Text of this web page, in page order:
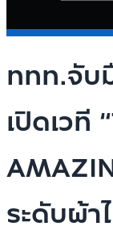
ททท.จับ
เปิดเวที
ระดับผ้